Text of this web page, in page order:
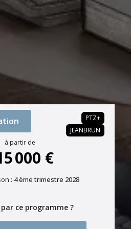
PTZ+
JEANBRUN
à partir de
000 €
: 4 ème trimestre 2028
ce programme ?